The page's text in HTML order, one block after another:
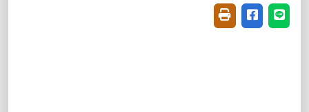
友善列印(開新視
分享至臉書
分享